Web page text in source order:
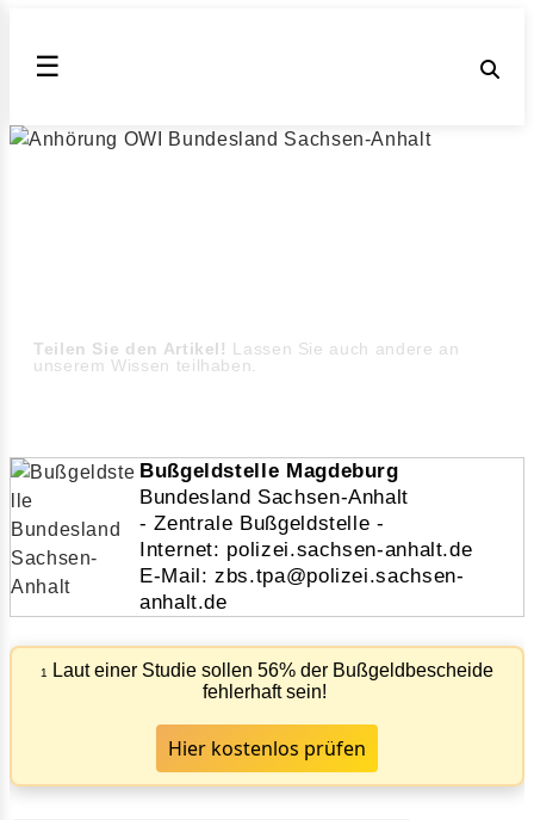
☰
Teilen Sie den Artikel! Lassen Sie auch andere an
unserem Wissen teilhaben.
Bußgeldstelle Magdeburg
Bundesland Sachsen-Anhalt
- Zentrale Bußgeldstelle -
Internet: polizei.sachsen-anhalt.de
E-Mail: zbs.tpa@polizei.sachsen-
anhalt.de
1
Laut einer Studie sollen 56% der Bußgeldbescheide
fehlerhaft sein!
Hier kostenlos prüfen